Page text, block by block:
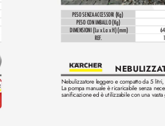
NEBULIZZA
Nebulizzatore leggero e compatto da 5
La pompa manuale è ricaricabile senza
sanificazione ed è utilizzabile con una
PESO SENZA ACCESSORI (Kg)
PESO CON IMBALLO (Kg)
DIMENSIONI (Lu x La x H) (mm)
REF.